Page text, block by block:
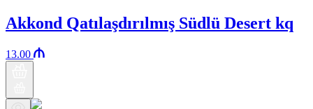
Akkond Qatılaşdırılmış Südlü Desert kq
13.00